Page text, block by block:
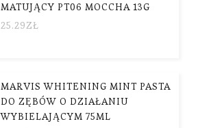
MATUJĄCY PT06 MOCCHA 13G
25.29ZŁ
MARVIS WHITENING MINT PASTA
DO ZĘBÓW O DZIAŁANIU
WYBIELAJĄCYM 75ML